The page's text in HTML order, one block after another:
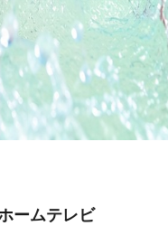
ームテレビ